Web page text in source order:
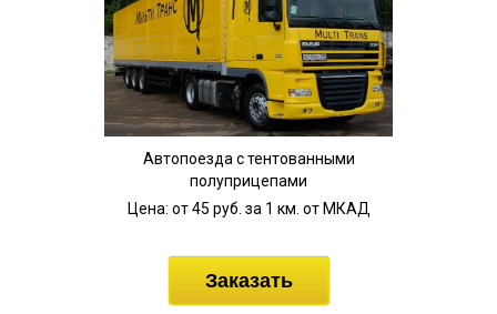
Автопоезда с тентованными
полуприцепами
Цена: от 45 руб. за 1 км. от МКАД
Заказать